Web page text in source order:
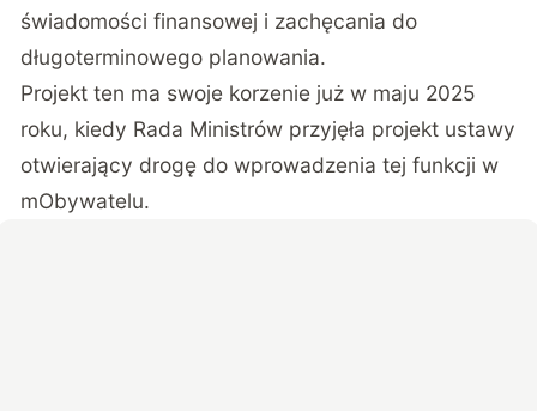
świadomości finansowej i zachęcania do
długoterminowego planowania.
Projekt ten ma swoje korzenie już w maju 2025
roku, kiedy Rada Ministrów przyjęła projekt ustawy
otwierający drogę do wprowadzenia tej funkcji w
mObywatelu.